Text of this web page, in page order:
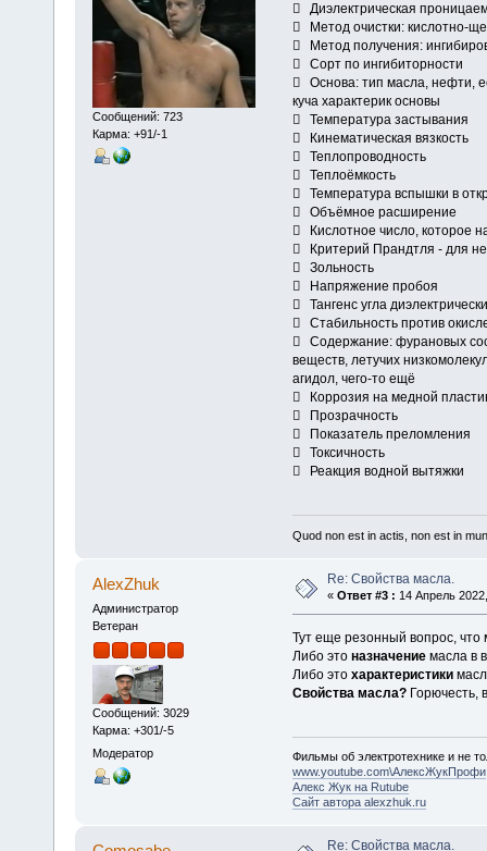
Сообщений: 723
Карма: +91/-1
 Диэлектрическая
 Метод очистки: кислотно-
 Метод получения:
 Сорт по ингибиторности
 Основа: тип масла, нефти,
куча характерик основы
 Температура застывания
 Кинематическая вязкость
 Теплопроводность
 Теплоёмкость
 Температура вспышки в
 Объёмное расширение
 Кислотное число, которое
 Критерий Прандтля - для
 Зольность
 Напряжение пробоя
 Тангенс угла
 Стабильность против
 Содержание: фурановых
веществ, летучих
агидол, чего-то ещё
 Коррозия на медной
 Прозрачность
 Показатель преломления
 Токсичность
 Реакция водной вытяжки
Quod non est in actis, non est in
AlexZhuk
Администратор
Ветеран
Сообщений: 3029
Карма: +301/-5
Модератор
Re: Свойства масла.
« Ответ #3 : 14 Апрель
Тут еще резонный вопрос, что
Либо это назначение масла в
Либо это характеристики
Свойства масла?Горючесть,
Фильмы об электротехнике и не
www.youtube.com\АлексЖукПрофи
Алекс Жук на Rutube
Сайт автора alexzhuk.ru
Re: Свойства масла.